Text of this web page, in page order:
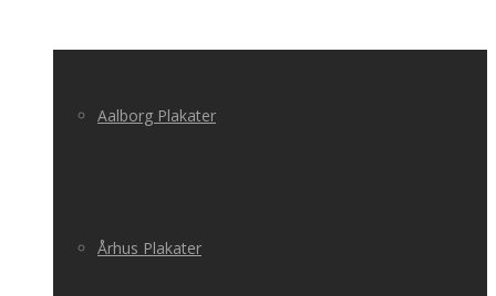
Aalborg Plakater
Århus Plakater